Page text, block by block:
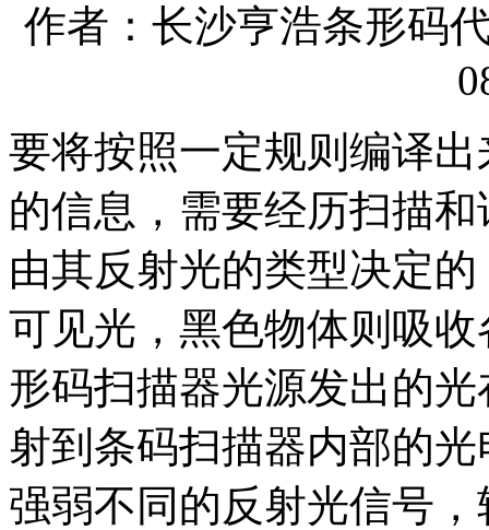
作者：长沙亨浩条形码
要将按照一定规则编译出
的信息，需要经历扫描
由其反射光的类型决定
可见光，黑色物体则吸
形码扫描器光源发出的
射到条码扫描器内部的
强弱不同的反射光信号